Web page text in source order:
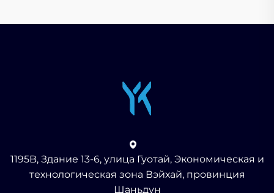
1195B, Здание 13-6, улица Гуотай, Экономическая и
технологическая зона Вэйхай, провинция
Шаньдун